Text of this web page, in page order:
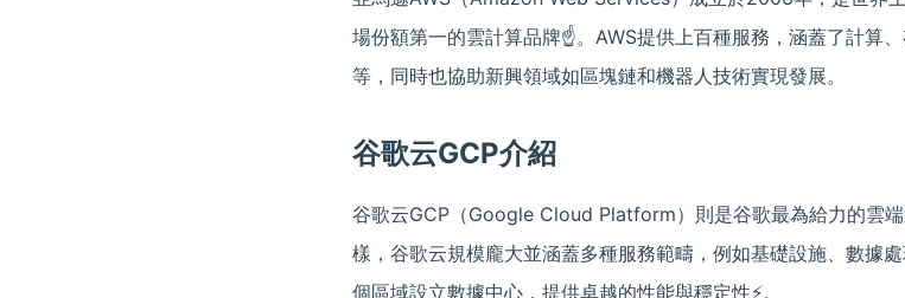
場份額第一的雲計算品牌☝️。AWS提供上百種服務，涵蓋了計算
等，同時也協助新興領域如區塊鏈和機器人技術實現發展。
谷歌云GCP介紹
谷歌云GCP（Google Cloud Platform）則是谷歌最為給力的雲
樣，谷歌云規模龐大並涵蓋多種服務範疇，例如基礎設施、數據
個區域設立數據中心，提供卓越的性能與穩定性⚡。